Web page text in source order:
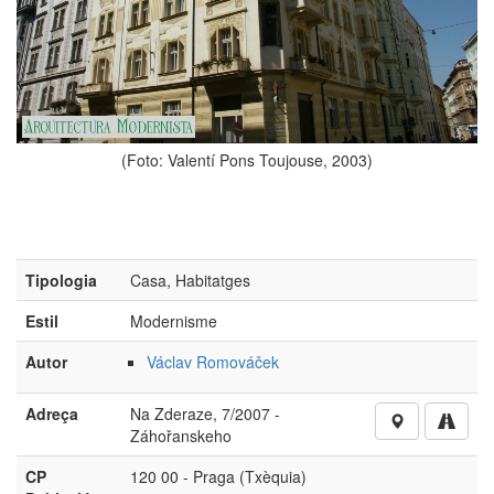
(Foto: Valentí Pons Toujouse, 2003)
Tipologia
Casa, Habitatges
Estil
Modernisme
Autor
Václav Romováček
Adreça
Na Zderaze, 7/2007 -
Záhořanskeho
CP
120 00 - Praga (Txèquia)